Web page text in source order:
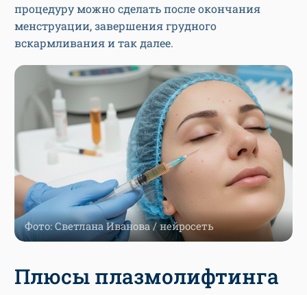
процедуру можно сделать после окончания
менструации, завершения грудного
вскармливания и так далее.
Фото: Светлана Иванова / нейросеть
Плюсы плазмолифтинга